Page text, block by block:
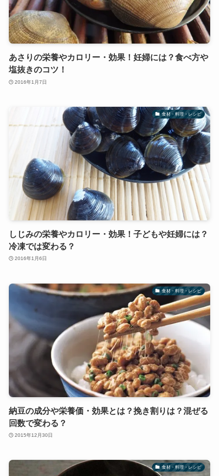
あさりの栄養やカロリー・効果！妊婦には？食べ方や
塩抜きのコツ！
2016年1月7日
食材・料理・レシピ
しじみの栄養やカロリー・効果！子どもや妊婦には？
冷凍では変わる？
2016年1月6日
食材・料理・レシピ
納豆の成分や栄養価・効果とは？挽き割りは？混ぜる
回数で変わる？
2015年12月30日
食材・料理・レシピ